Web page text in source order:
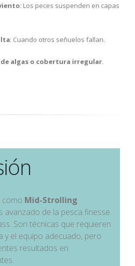
: Los peces suspenden en capas
: Cuando otros señuelos fallan.
algas o cobertura irregular.
como Mid-Strolling
avanzado de la pesca finesse
Son técnicas que requieren
y el equipo adecuado, pero
resultados en